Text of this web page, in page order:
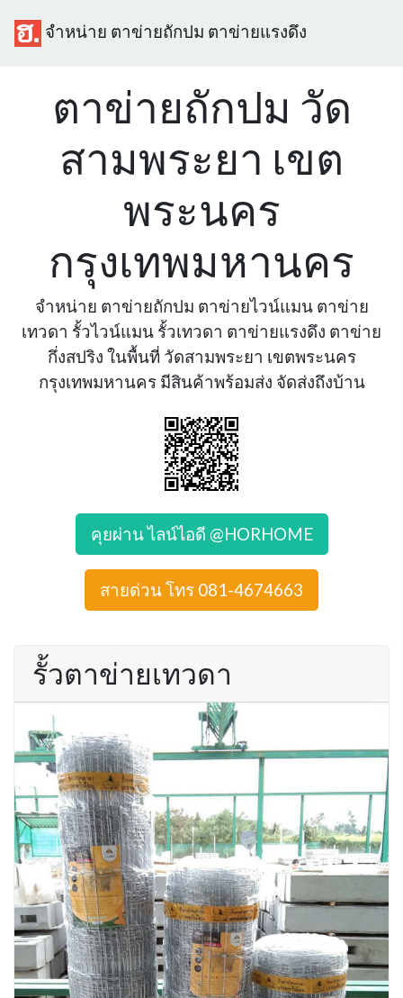
จำหน่าย ตาข่ายถักปม ตาข่ายแรงดึง
ตาข่ายถักปม วัด
สามพระยา เขต
พระนคร
กรุงเทพมหานคร
จำหน่าย ตาข่ายถักปม ตาข่ายไวน์แมน ตาข่าย
เทวดา รั้วไวน์แมน รั้วเทวดา ตาข่ายแรงดึง ตาข่าย
กึ่งสปริง ในพื้นที่ วัดสามพระยา เขตพระนคร
กรุงเทพมหานคร มีสินค้าพร้อมส่ง จัดส่งถึงบ้าน
คุยผ่าน ไลน์ไอดี @HORHOME
สายด่วน โทร 081-4674663
รั้วตาข่ายเทวดา